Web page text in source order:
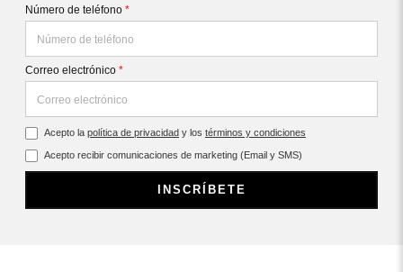
Número de teléfono *
Correo electrónico *
Acepto la política de privacidad y los términos y condiciones
Acepto recibir comunicaciones de marketing (Email y SMS)
INSCRÍBETE